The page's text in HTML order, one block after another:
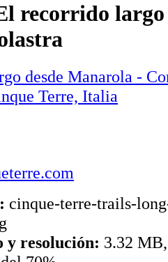
recorrido
cinque-terre-trails-
y resolución: 3.32